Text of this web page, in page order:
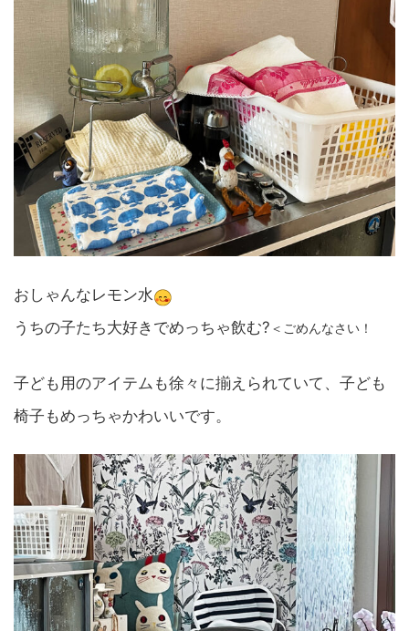
おしゃんなレモン水
うちの子たち大好きでめっちゃ飲む? ＜ごめんなさい！
子ども用のアイテムも徐々に揃えられていて、子ども
椅子もめっちゃかわいいです。